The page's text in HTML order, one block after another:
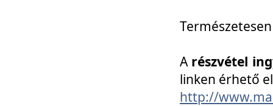
A részvétel
linken érhető
http://